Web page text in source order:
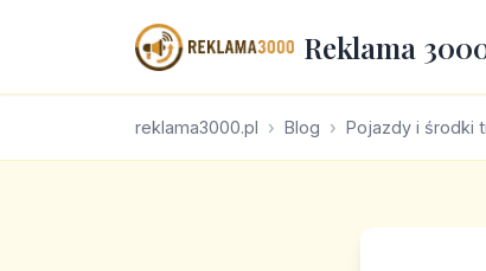
Reklama
reklama3000.pl Blog Pojazdy i środki